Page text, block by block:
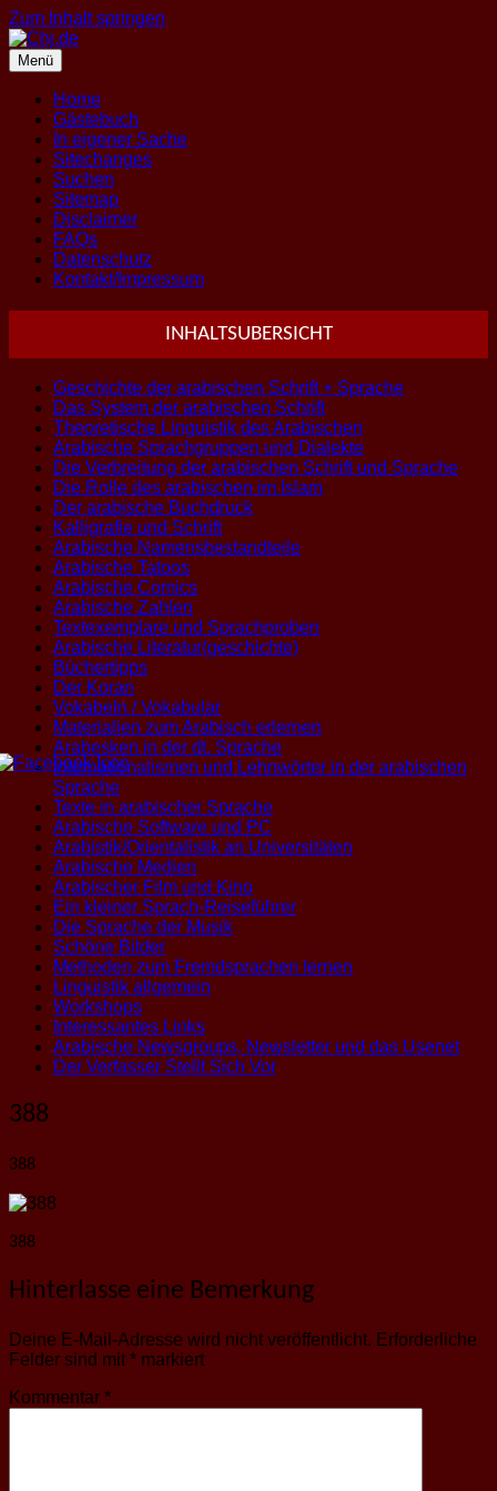
Zum Inhalt springen
Menü
Home
Gästebuch
In eigener Sache
Sitechanges
Suchen
Sitemap
Disclaimer
FAQs
Datenschutz
Kontakt/Impressum
INHALTSUBERSICHT
Geschichte der arabischen Schrift + Sprache
Das System der arabischen Schrift
Theoretische Linguistik des Arabischen
Arabische Sprachgruppen und Dialekte
Die Verbreitung der arabischen Schrift und Sprache
Die Rolle des arabischen im Islam
Der arabische Buchdruck
Kalligrafie und Schrift
Arabische Namensbestandteile
Arabische Tatoos
Arabische Comics
Arabische Zahlen
Textexemplare und Sprachproben
Arabische Literatur(geschichte)
Büchertipps
Der Koran
Vokabeln / Vokabular
Materialien zum Arabisch erlernen
Arabesken in der dt. Sprache
Internationalismen und Lehnwörter in der arabischen
Sprache
Texte in arabischer Sprache
Arabische Software und PC
Arabistik/Orientalistik an Universitäten
Arabische Medien
Arabischer Film und Kino
Ein kleiner Sprach-Reiseführer
Die Sprache der Musik
Schöne Bilder
Methoden zum Fremdsprachen lernen
Linguistik allgemein
Workshops
Interessantes Links
Arabische Newsgroups, Newsletter und das Usenet
Der Verfasser Stellt Sich Vor
388
388
388
Hinterlasse eine Bemerkung
Deine E-Mail-Adresse wird nicht veröffentlicht. Erforderliche
Felder sind mit * markiert
Kommentar *